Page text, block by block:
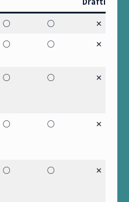
○ ○
✕
○ ○ ✕
○ ○ ✕
○ ○ ✕
○ ○ ✕